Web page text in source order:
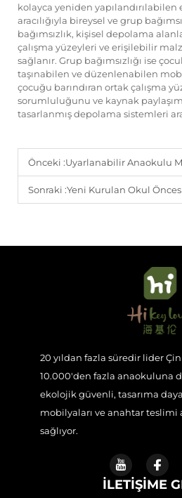
kolayca yeniden yapılandırılabilen
aracılığıyla bireysel ve grup
bağımsızlık, kişisel depolama
çalışma yüzeyleri ve erişilebilir
sağlanır. Grup bağımsızlığı ise
taşınabilen ve düzenlenabilen
çocuğu barındıran ortak çalışma
sorumluluğunu ve kaynak
tasarlanmış depolama sistemleri
Önceki :Uyarlanabilir Anaokulu
Sonraki :Yeni Kurulan Okul Öncesi Merkezleri İçin
20 yıldan fazla süredir lider Çin
10.000'den fazla anaokuluna
ekolojik güvenli, tasarıma
mobilyaları ve anahtar teslimi
sağlıyor.
İLETIŞIME